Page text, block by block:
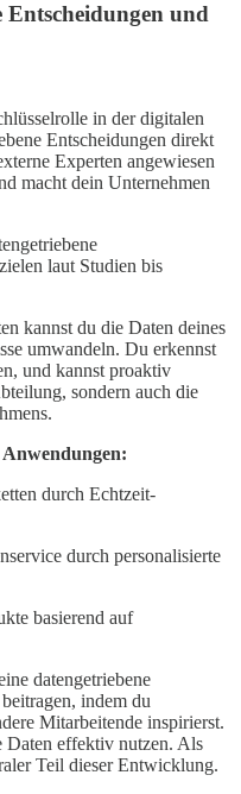
Entscheidungen und
in der digitalen
Entscheidungen direkt
Experten angewiesen
macht dein Unternehmen
laut Studien bis
kannst du die Daten deines
umwandeln. Du erkennst
und kannst proaktiv
sondern auch die
durch Echtzeit-
durch personalisierte
basierend auf
datengetriebene
indem du
Mitarbeitende inspirierst.
effektiv nutzen. Als
Teil dieser Entwicklung.